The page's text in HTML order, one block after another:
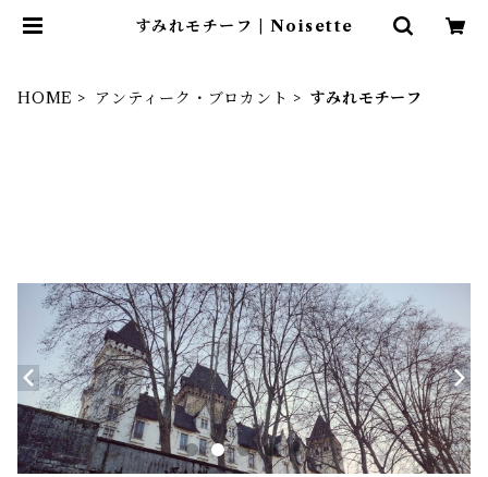
すみれモチーフ | Noisette
HOME アンティーク・ブロカント すみれモチーフ